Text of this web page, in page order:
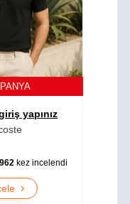
yapınız
962kez incelendi
›